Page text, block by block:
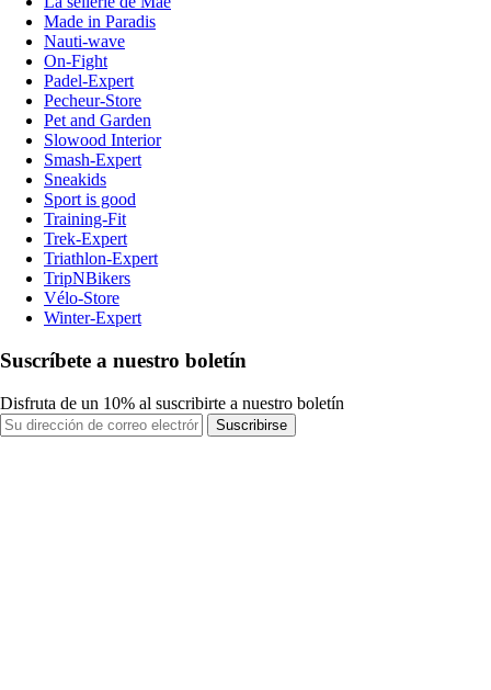
Made in Paradis
Nauti-wave
On-Fight
Padel-Expert
Pecheur-Store
Pet and Garden
Slowood Interior
Smash-Expert
Sneakids
Sport is good
Training-Fit
Trek-Expert
Triathlon-Expert
TripNBikers
Vélo-Store
Winter-Expert
Suscríbete a nuestro boletín
Disfruta de un 10% al suscribirte a nuestro boletín
Suscribirse